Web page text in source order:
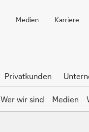
Medien Karriere
Privatkunden
Wer wir sind Medien